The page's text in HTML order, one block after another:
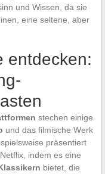
und Wissen, da sie
eine seltene, aber
entdecken:
stechen einige
und das filmische Werk
präsentiert
indem es eine
bietet, die